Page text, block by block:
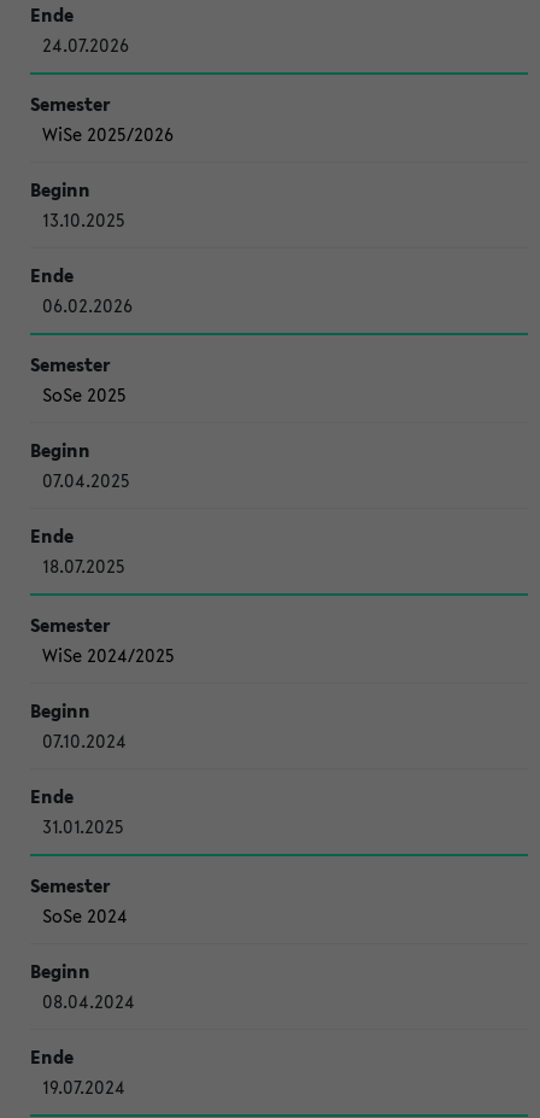
24.07.2026
WiSe 2025/2026
13.10.2025
06.02.2026
SoSe 2025
07.04.2025
18.07.2025
WiSe 2024/2025
07.10.2024
31.01.2025
SoSe 2024
08.04.2024
19.07.2024